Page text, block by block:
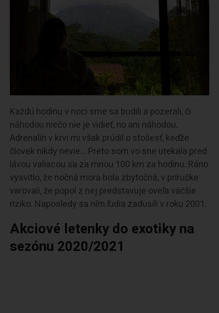
Každú hodinu v noci sme sa budili a pozerali, či
náhodou niečo nie je vidieť, no ani náhodou.
Adrenalín v krvi mi však prúdil o stošesť, keďže
človek nikdy nevie… Preto som vo sne utekala pred
lávou valiacou sa za mnou 100 km za hodinu. Ráno
vysvitlo, že nočná mora bola zbytočná, v príručke
varovali, že popol z nej predstavuje oveľa väčšie
riziko. Naposledy sa ním ľudia zadusili v roku 2001.
Akciové letenky do exotiky na
sezónu 2020/2021